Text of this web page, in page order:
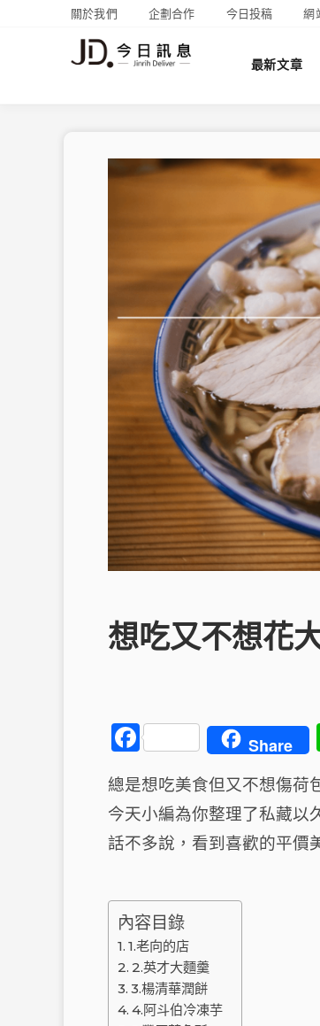
關於我們 企劃合作 今日投稿 網
最新文章
想吃又不想花
F
c
e
b
o
k
Share
總是想吃美食但又不想傷荷
今天小編為你整理了私藏以
話不多說，看到喜歡的平價
內容目錄
1.老向的店
2.英才大麵羹
3.楊清華潤餅
4.阿斗伯冷凍芋